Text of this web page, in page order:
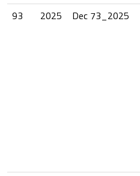
93
2025 Dec 73_2025